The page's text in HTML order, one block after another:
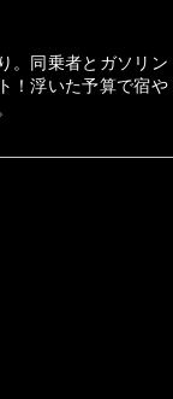
。同乗者とガソリン
！浮いた予算で宿や